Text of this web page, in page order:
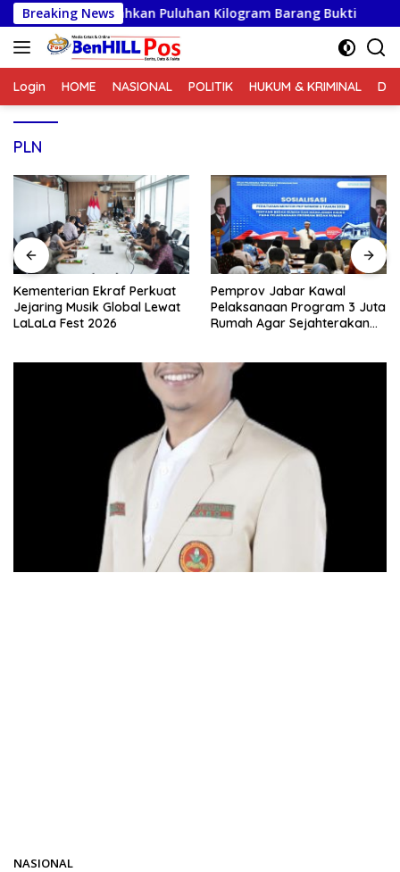
Langsung
ke
konten
Breaking NewsPuluhan Kilogram Barang Bukti
Login HOME NASIONAL POLITIK HUKUM & KRIMINAL
PLN
Kementerian Ekraf Perkuat
Jejaring Musik Global Lewat
LaLaLa Fest 2026
Pemprov Jabar Kawal
Pelaksanaan Program 3 Juta
Rumah Agar Sejahterakan
NASIONAL